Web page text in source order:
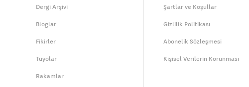
Dergi Arşivi
Bloglar
Fikirler
Tüyolar
Rakamlar
Şartlar ve Koşullar
Gizlilik Politikası
Abonelik Sözleşmesi
Kişisel Verilerin Korunması